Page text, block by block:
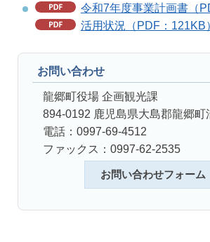
令和7年度事業計画書（
活用状況（PDF：121KB）
お問い合わせ
龍郷町役場 企画観光課
894-0192 鹿児島県大島郡龍郷町
電話：0997-69-4512
ファックス：0997-62-2535
お問い合わせフォーム